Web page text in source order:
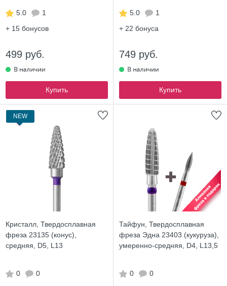
5.0
1
+ 15 бонусов
499 руб.
Купить
5.0
1
+ 22 бонуса
749 руб.
Купить
ХИТ
NEW
Кристалл, Твердосплавная
фреза 23135 (конус),
средняя, D5, L13
0
0
Тайфун, Твердосплавная
фреза Эдна 23403 (кукуруза),
умеренно-средняя, D4, L13,5
0
0